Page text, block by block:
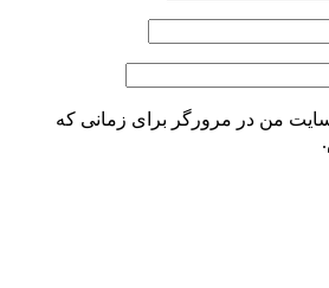
من در مرورگر برای زمانی که